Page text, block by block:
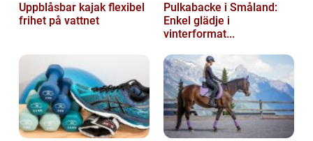
Uppblåsbar kajak flexibel
frihet på vattnet
Pulkabacke i Småland:
Enkel glädje i
vinterformat...